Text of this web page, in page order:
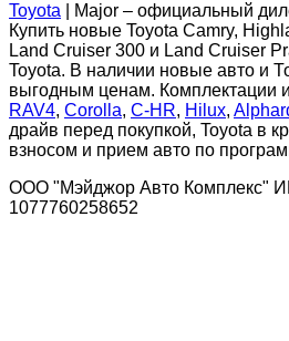
Toyota | Major – официальный
Купить новые Toyota Camry,
Land Cruiser 300 и Land Cruiser
Toyota. В наличии новые авто и
выгодным ценам. Комплектации
RAV4, Corolla, C-HR, Hilux,
драйв перед покупкой, Toyota в
взносом и прием авто по
ООО "Мэйджор Авто Комплекс"
1077760258652